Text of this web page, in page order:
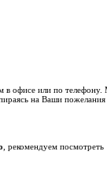
в офисе или по
на Ваши
, рекомендуем посмотреть